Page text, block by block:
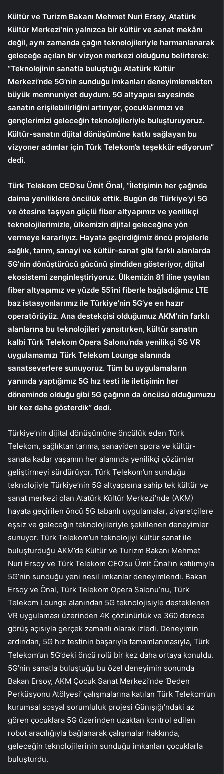
Kültür ve Turizm Bakanı Mehmet Nuri Ersoy, Atatürk
Kültür Merkezi’nin yalnızca bir kültür ve sanat mekânı
değil, aynı zamanda çağın teknolojileriyle harmanlanarak
geleceğe açılan bir vizyon merkezi olduğunu belirterek:
“Teknolojinin sanatla buluştuğu Atatürk Kültür
Merkezi’nde 5G’nin sunduğu imkanları deneyimlemekten
büyük memnuniyet duydum. 5G altyapısı sayesinde
sanatın erişilebilirliğini artırıyor, çocuklarımızı ve
gençlerimizi geleceğin teknolojileriyle buluşturuyoruz.
Kültür-sanatın dijital dönüşümüne katkı sağlayan bu
vizyoner adımlar için Türk Telekom’a teşekkür ediyorum”
dedi.
Türk Telekom CEO’su Ümit Önal, “İletişimin her çağında
daima yeniliklere öncülük ettik. Bugün de Türkiye’yi 5G
ve ötesine taşıyan güçlü fiber altyapımız ve yenilikçi
teknolojilerimizle, ülkemizin dijital geleceğine yön
vermeye kararlıyız. Hayata geçirdiğimiz öncü projelerle
sağlık, tarım, sanayi ve kültür-sanat gibi farklı alanlarda
5G’nin dönüştürücü gücünü şimdiden gösteriyor, dijital
ekosistemi zenginleştiriyoruz. Ülkemizin 81 iline yayılan
fiber altyapımız ve yüzde 55’ini fiberle bağladığımız LTE
baz istasyonlarımız ile Türkiye’nin 5G’ye en hazır
operatörüyüz. Ana destekçisi olduğumuz AKM’nin farklı
alanlarına bu teknolojileri yansıtırken, kültür sanatın
kalbi Türk Telekom Opera Salonu’nda yenilikçi 5G VR
uygulamamızı Türk Telekom Lounge alanında
sanatseverlere sunuyoruz. Tüm bu uygulamaların
yanında yaptığımız 5G hız testi ile iletişimin her
döneminde olduğu gibi 5G çağının da öncüsü olduğumuzu
bir kez daha gösterdik” dedi.
Türkiye’nin dijital dönüşümüne öncülük eden Türk
Telekom, sağlıktan tarıma, sanayiden spora ve kültür-
sanata kadar yaşamın her alanında yenilikçi çözümler
geliştirmeyi sürdürüyor. Türk Telekom’un sunduğu
teknolojiyle Türkiye’nin 5G altyapısına sahip tek kültür ve
sanat merkezi olan Atatürk Kültür Merkezi’nde (AKM)
hayata geçirilen öncü 5G tabanlı uygulamalar, ziyaretçilere
eşsiz ve geleceğin teknolojileriyle şekillenen deneyimler
sunuyor. Türk Telekom’un teknolojiyi kültür sanat ile
buluşturduğu AKM’de Kültür ve Turizm Bakanı Mehmet
Nuri Ersoy ve Türk Telekom CEO’su Ümit Önal’ın katılımıyla
5G’nin sunduğu yeni nesil imkanlar deneyimlendi. Bakan
Ersoy ve Önal, Türk Telekom Opera Salonu’nu, Türk
Telekom Lounge alanından 5G teknolojisiyle desteklenen
VR uygulaması üzerinden 4K çözünürlük ve 360 derece
görüş açısıyla gerçek zamanlı olarak izledi. Deneyimin
ardından, 5G hız testinin başarıyla tamamlanmasıyla, Türk
Telekom’un 5G’deki öncü rolü bir kez daha ortaya konuldu.
5G’nin sanatla buluştuğu bu özel deneyimin sonunda
Bakan Ersoy, AKM Çocuk Sanat Merkezi’nde ‘Beden
Perküsyonu Atölyesi’ çalışmalarına katılan Türk Telekom’un
kurumsal sosyal sorumluluk projesi Günışığı’ndaki az
gören çocuklara 5G üzerinden uzaktan kontrol edilen
robot aracılığıyla bağlanarak çalışmalar hakkında,
geleceğin teknolojilerinin sunduğu imkanları çocuklarla
buluşturdu.